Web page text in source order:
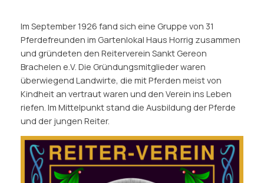
Im September 1926 fand sich eine Gruppe von 31
Pferdefreunden im Gartenlokal Haus Horrig zusammen
und gründeten den Reiterverein Sankt Gereon
Brachelen e.V. Die Gründungsmitglieder waren
überwiegend Landwirte, die mit Pferden meist von
Kindheit an vertraut waren und den Verein ins Leben
riefen. Im Mittelpunkt stand die Ausbildung der Pferde
und der jungen Reiter.